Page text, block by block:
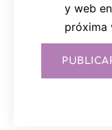
y web
próxima